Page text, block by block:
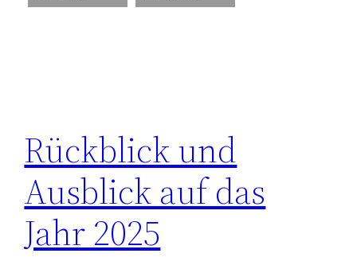
Rückblick und
Ausblick auf das
Jahr 2025